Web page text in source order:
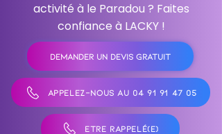
activité à le Paradou ? Faites
confiance à LACKY !
DEMANDER UN DEVIS GRATUIT
APPELEZ-NOUS AU 04 91 91 47 05
ÊTRE RAPPELÉ(E)